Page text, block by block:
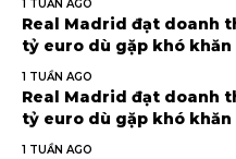
1 TUẦN AGO
Real Madrid đạt doanh
tỷ euro dù gặp khó khăn
1 TUẦN AGO
Real Madrid đạt doanh
tỷ euro dù gặp khó khăn
1 TUẦN AGO